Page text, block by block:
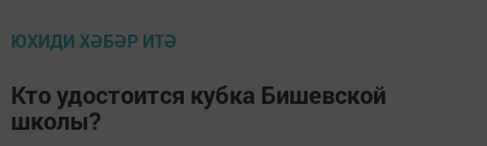
ЮХИДИ ХӘБӘР ИТӘ
Кто удостоится кубка Бишевской
школы?